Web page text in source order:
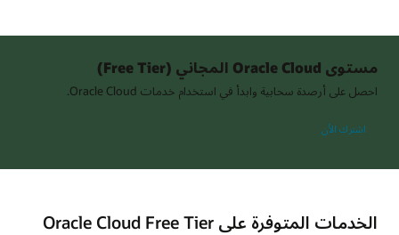
مستوى Oracle Cloud المجاني (Free Tier)
احصل على أرصدة سحابية وابدأ في استخدام خدمات Oracle Cloud.
اشترك الأن
الخدمات المتوفرة على Oracle Cloud Free Tier